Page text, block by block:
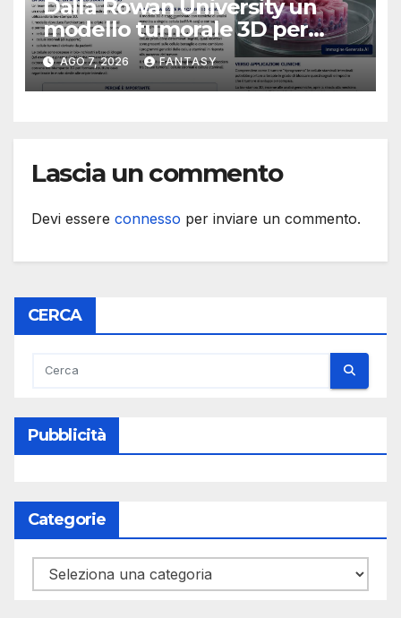
Dalla Rowan University un
modello tumorale 3D per
studiare il dialogo tra cancro
e cellule staminali
AGO 7, 2026 FANTASY
Lascia un commento
Devi essere connesso per inviare un commento.
CERCA
Pubblicità
Categorie
Categorie